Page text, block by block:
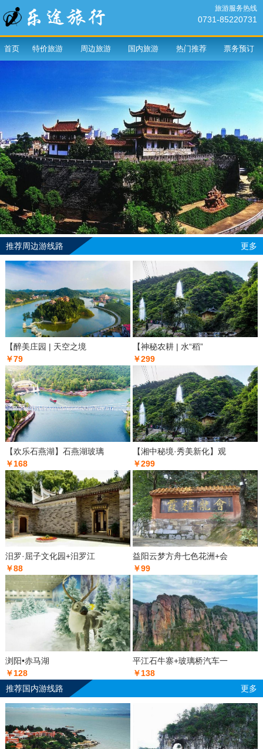
旅游服务热线
0731-85220731
首页 特价旅游 周边旅游 国内旅游 热门推荐 票务预订
推荐周边游线路 更多
【醉美庄园 | 天空之境
￥79
【神秘农耕 | 水“稻”
￥299
【欢乐石燕湖】石燕湖玻璃
￥168
【湘中秘境·秀美新化】观
￥299
汨罗·屈子文化园+汨罗江
￥88
益阳云梦方舟七色花洲+会
￥99
浏阳•赤马湖
￥128
平江石牛寨+玻璃桥汽车一
￥138
推荐国内游线路
更多